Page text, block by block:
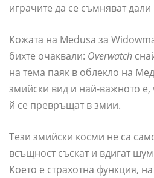
играчите да се съмняват
Кожата на Medusa за
бихте очаквали: Overwatch
на тема паяк в облекло на
змийски вид и най-важното е,
й се превръщат в змии.
Тези змийски косми не са
всъщност съскат и вдигат
Което е страхотна функция,